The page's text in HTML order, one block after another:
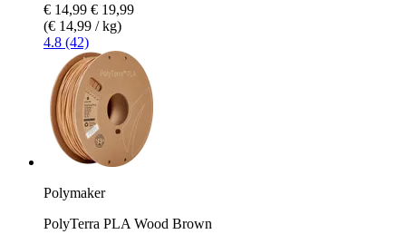
€ 14,99 € 19,99
(€ 14,99 / kg)
4.8 (42)
Polymaker
PolyTerra PLA Wood Brown